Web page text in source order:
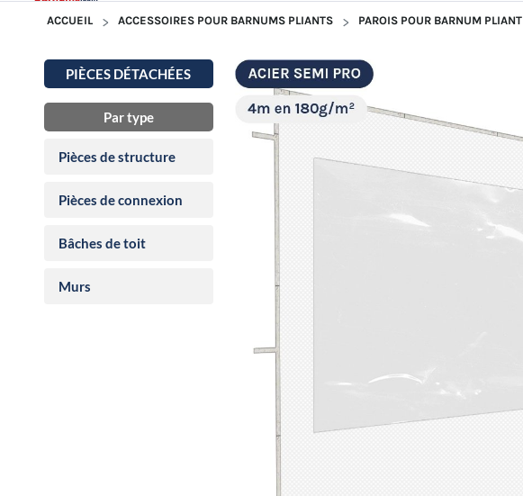
ACCUEIL ACCESSOIRES POUR BARNUMS PLIANTS PAROIS POUR BARNUM PLIANT
PIÈCES DÉTACHÉES
Par type
Pièces de structure
Pièces de connexion
Bâches de toit
Murs